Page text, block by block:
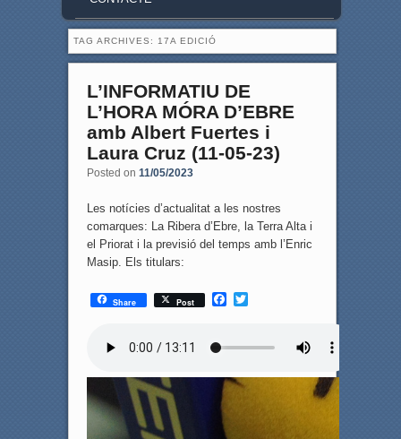
TAG ARCHIVES: 17A EDICIÓ
L’INFORMATIU DE
L’HORA MÓRA D’EBRE
amb Albert Fuertes i
Laura Cruz (11-05-23)
Posted on 11/05/2023
Les notícies d’actualitat a les nostres
comarques: La Ribera d’Ebre, la Terra Alta i
el Priorat i la previsió del temps amb l’Enric
Masip. Els titulars:
Share Post
F
o
T